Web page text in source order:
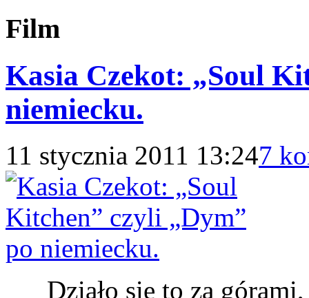
Film
Kasia Czekot: „Soul
niemiecku.
11 stycznia 2011 13:247
Działo się to za górami,